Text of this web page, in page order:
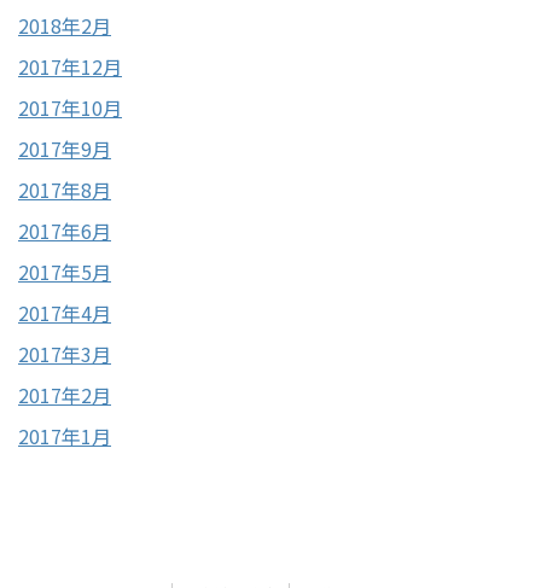
2018年2月
2017年12月
2017年10月
2017年9月
2017年8月
2017年6月
2017年5月
2017年4月
2017年3月
2017年2月
2017年1月